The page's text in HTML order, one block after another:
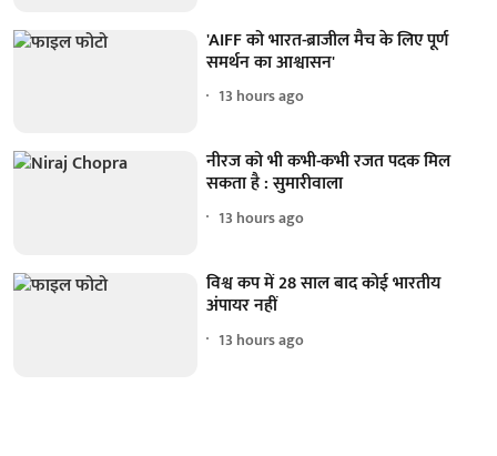
'AIFF को भारत-ब्राजील मैच के लिए पूर्ण
समर्थन का आश्वासन'
13 hours ago
नीरज को भी कभी-कभी रजत पदक मिल
सकता है : सुमारीवाला
13 hours ago
विश्व कप में 28 साल बाद कोई भारतीय
अंपायर नहीं
13 hours ago